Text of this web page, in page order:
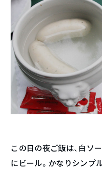
この日の夜ご飯は、白ソ
にビール。かなりシンプ